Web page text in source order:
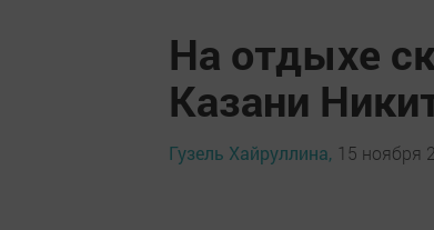
На отдыхе
Казани
Гузель Хайруллина, 15 ноября